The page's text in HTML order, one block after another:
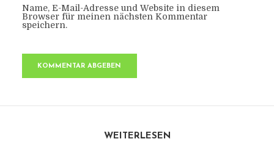
Name, E-Mail-Adresse und Website in diesem
Browser für meinen nächsten Kommentar
speichern.
WEITERLESEN